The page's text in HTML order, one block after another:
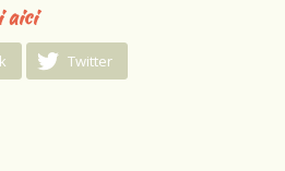
aici
Twitter